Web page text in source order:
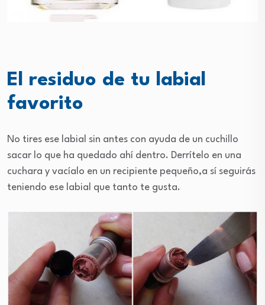
El residuo de tu labial
favorito
No tires ese labial sin antes con ayuda de un cuchillo
sacar lo que ha quedado ahí dentro. Derrítelo en una
cuchara y vacíalo en un recipiente pequeño,a sí seguirás
teniendo ese labial que tanto te gusta.